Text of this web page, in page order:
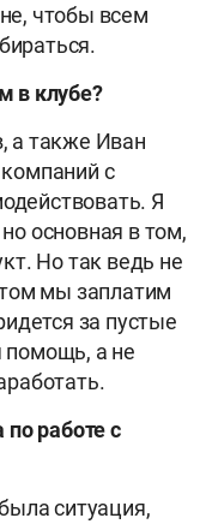
чтобы всем
в клубе?
а также Иван
с
Я
основная в том,
Но так ведь не
мы заплатим
за пустые
помощь, а не
по работе с
ситуация,